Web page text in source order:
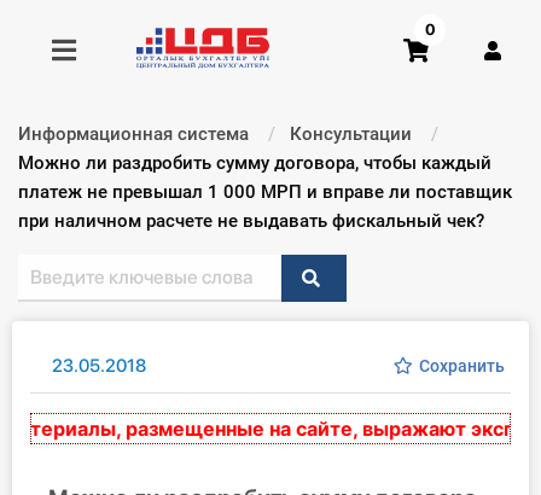
Получить консультацию
Купить доступ
Главная ИС
Консультации
0
Информационная система
Консультации
Текущий:
Можно ли раздробить сумму договора, чтобы каждый
платеж не превышал 1 000 МРП и вправе ли поставщик
при наличном расчете не выдавать фискальный чек?
23.05.2018 Сохранить
размещенные на сайте, выражают